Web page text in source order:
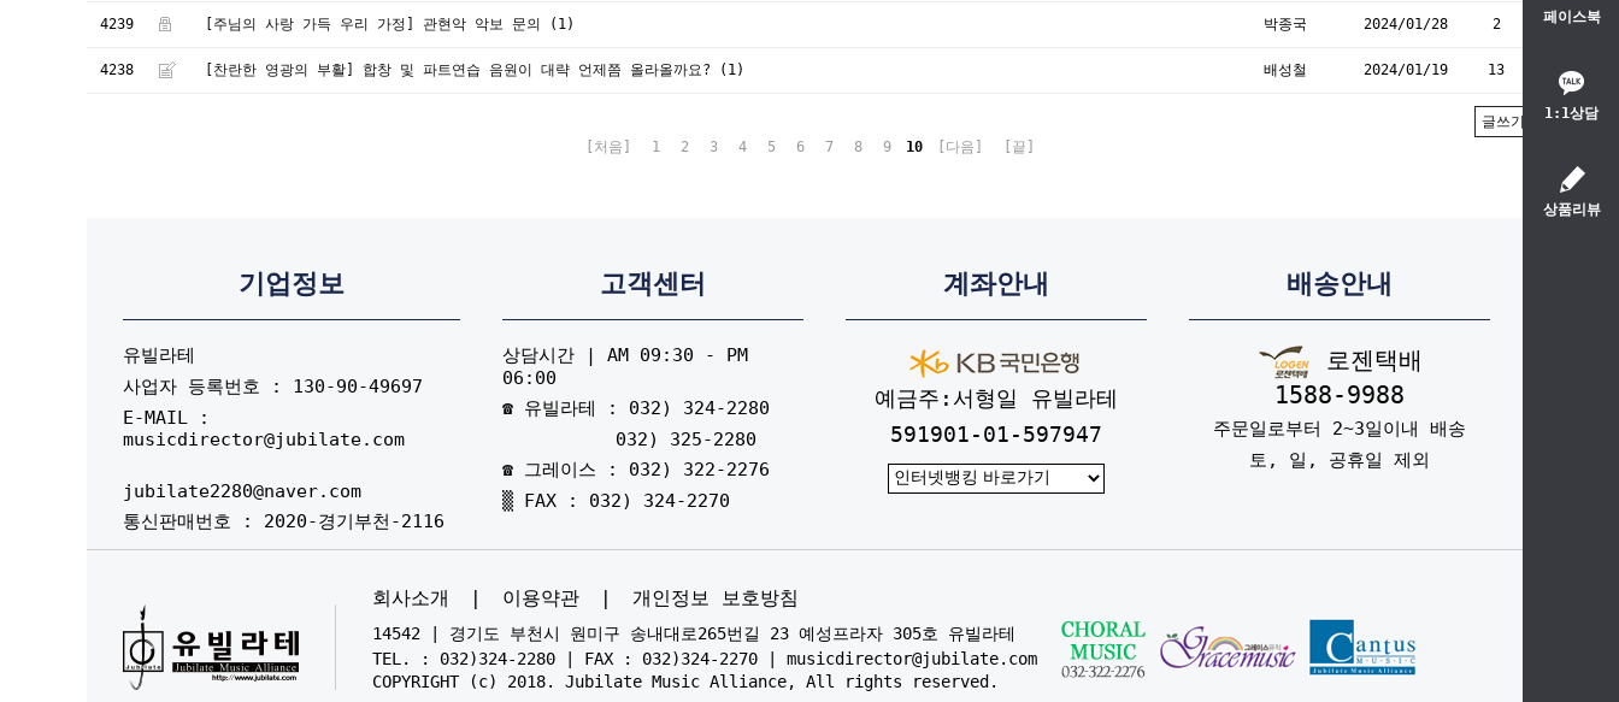
페이스북
1:1상담
상품리뷰
4239 [주님의 사랑 가득 우리 가정] 관현악 악보 문의 (1) 박종국 2024/01/28 2
4238 [찬란한 영광의 부활] 합창 및 파트연습 음원이 대략 언제쯤 올라올까요? (1) 배성철 2024/01/19 13
글쓰기
[처음]
1 2 3 4 5 6 7 8 9 10 [다음] [끝]
기업정보
유빌라테
사업자 등록번호 : 130-90-49697
E-MAIL :
musicdirector@jubilate.com
jubilate2280@naver.com
통신판매번호 : 2020-경기부천-2116
고객센터
상담시간 | AM 09:30 - PM
06:00
☎ 유빌라테 : 032) 324-2280
032) 325-2280
☎ 그레이스 : 032) 322-2276
▒ FAX : 032) 324-2270
계좌안내
예금주:서형일 유빌라테
591901-01-597947
배송안내
로젠택배
1588-9988
주문일로부터 2~3일이내 배송
토, 일, 공휴일 제외
회사소개 이용약관 개인정보 보호방침
14542 | 경기도 부천시 원미구 송내대로265번길 23 예성프라자 305호 유빌라테
TEL. : 032)324-2280 | FAX : 032)324-2270 | musicdirector@jubilate.com
COPYRIGHT (c) 2018. Jubilate Music Alliance, All rights reserved.